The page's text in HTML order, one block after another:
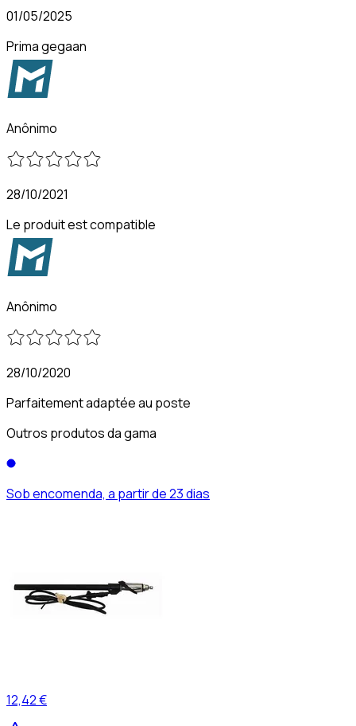
01/05/2025
Prima gegaan
Anônimo
28/10/2021
Le produit est compatible
Anônimo
28/10/2020
Parfaitement adaptée au poste
Outros produtos da gama
Sob encomenda, a partir de 23 dias
12,42 €